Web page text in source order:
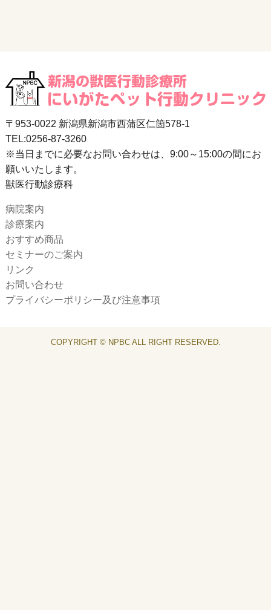
〒953-0022 新潟県新潟市西蒲区仁箇578-1
TEL:0256-87-3260
※当日までに必要なお問い合わせは、9:00～15:00の間にお
願いいたします。
獣医行動診療科
病院案内
診療案内
おすすめ商品
セミナーのご案内
リンク
お問い合わせ
プライバシーポリシー及び注意事項
COPYRIGHT © NPBC ALL RIGHT RESERVED.